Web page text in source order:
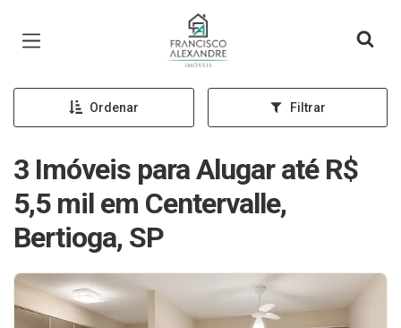
Página inicial
Ordenar Filtrar
3 Imóveis para Alugar até R$
5,5 mil em Centervalle,
Bertioga, SP